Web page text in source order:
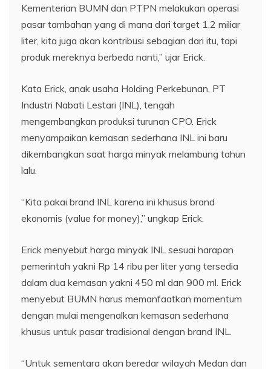
Kementerian BUMN dan PTPN melakukan operasi
pasar tambahan yang di mana dari target 1,2 miliar
liter, kita juga akan kontribusi sebagian dari itu, tapi
produk mereknya berbeda nanti,” ujar Erick.
Kata Erick, anak usaha Holding Perkebunan, PT
Industri Nabati Lestari (INL), tengah
mengembangkan produksi turunan CPO. Erick
menyampaikan kemasan sederhana INL ini baru
dikembangkan saat harga minyak melambung tahun
lalu.
“Kita pakai brand INL karena ini khusus brand
ekonomis (value for money),” ungkap Erick.
Erick menyebut harga minyak INL sesuai harapan
pemerintah yakni Rp 14 ribu per liter yang tersedia
dalam dua kemasan yakni 450 ml dan 900 ml. Erick
menyebut BUMN harus memanfaatkan momentum
dengan mulai mengenalkan kemasan sederhana
khusus untuk pasar tradisional dengan brand INL.
“Untuk sementara akan beredar wilayah Medan dan